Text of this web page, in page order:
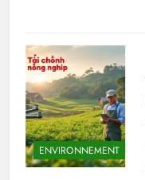
ENVIRONNEMENT